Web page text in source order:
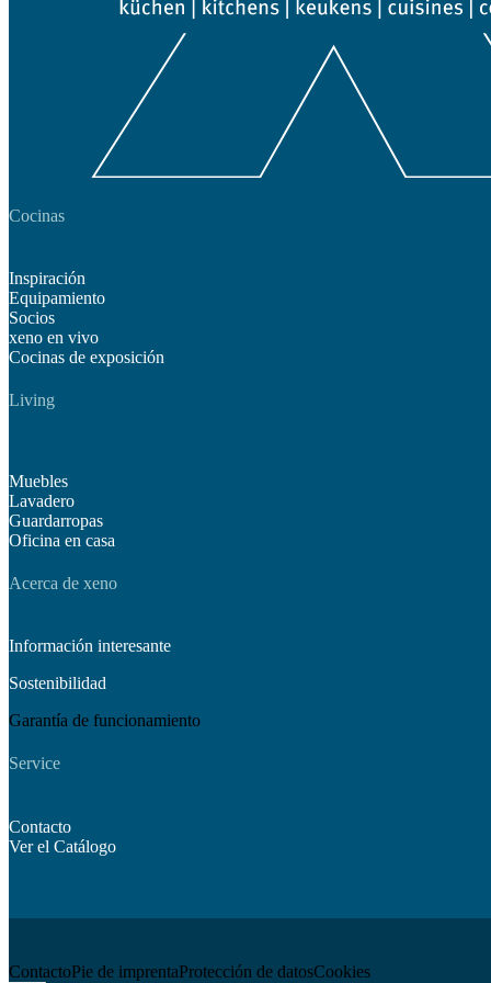
Cocinas
Inspiración
Equipamiento
Socios
xeno en vivo
Cocinas de exposición
Living
Muebles
Lavadero
Guardarropas
Oficina en casa
Acerca de xeno
Información interesante
Sostenibilidad
Garantía de funcionamiento
Service
Contacto
Ver el Catálogo
ContactoPie de imprentaProtección de datosCookies